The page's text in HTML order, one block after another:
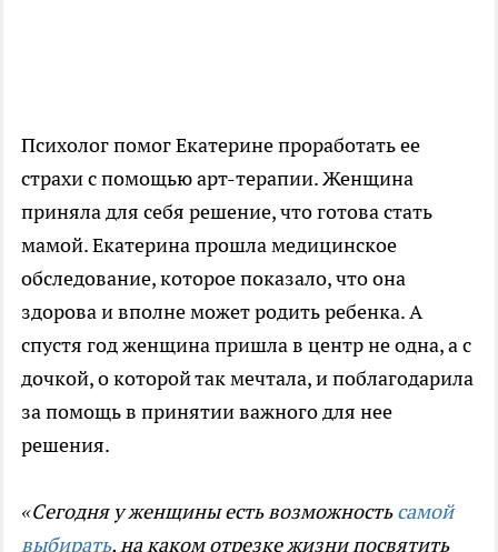
Психолог помог Екатерине проработать ее
страхи с помощью арт-терапии. Женщина
приняла для себя решение, что готова стать
мамой. Екатерина прошла медицинское
обследование, которое показало, что она
здорова и вполне может родить ребенка. А
спустя год женщина пришла в центр не одна, а с
дочкой, о которой так мечтала, и поблагодарила
за помощь в принятии важного для нее
решения.
«Сегодня у женщины есть возможностьсамой
выбирать, на каком отрезке жизни посвятить